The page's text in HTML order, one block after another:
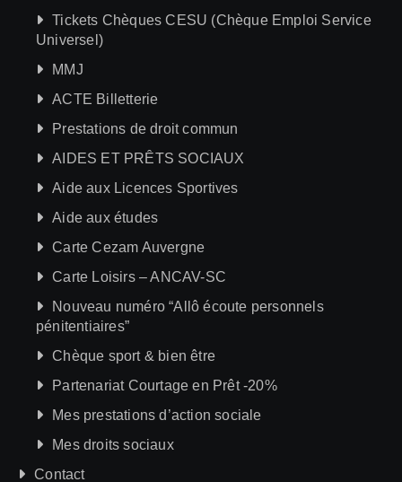
Tickets Chèques CESU (Chèque Emploi Service
Universel)
MMJ
ACTE Billetterie
Prestations de droit commun
AIDES ET PRÊTS SOCIAUX
Aide aux Licences Sportives
Aide aux études
Carte Cezam Auvergne
Carte Loisirs – ANCAV-SC
Nouveau numéro “Allô écoute personnels
pénitentiaires”
Chèque sport & bien être
Partenariat Courtage en Prêt -20%
Mes prestations d’action sociale
Mes droits sociaux
Contact